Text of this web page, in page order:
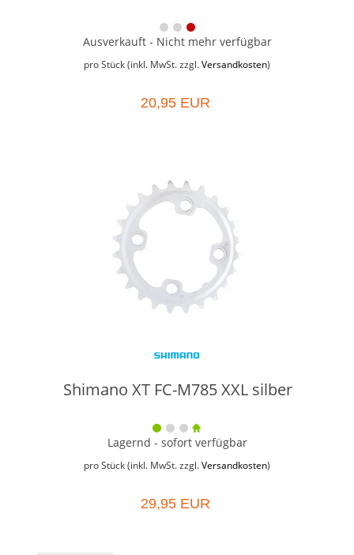
Ausverkauft - Nicht mehr verfügbar
pro Stück (inkl. MwSt. zzgl. Versandkosten)
20,95 EUR
Shimano XT FC-M785 XXL silber
Lagernd - sofort verfügbar
pro Stück (inkl. MwSt. zzgl. Versandkosten)
29,95 EUR